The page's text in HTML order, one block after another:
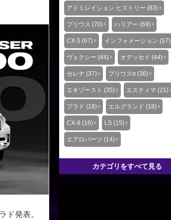
発表。
アドミレイション ヒストリー (83)
プリウス (70) ハリアー (69)
CX-5 (67) インフォメーション (57)
ヴォクシー (44) オデッセイ (44)
セレナ (37) プリウスα (36)
エキゾースト (35) エスティマ (21)
プラド (18) エルグランド (18)
CX-8 (16) LS (15)
エアロパーツ (14)
カテゴリをすべて見る